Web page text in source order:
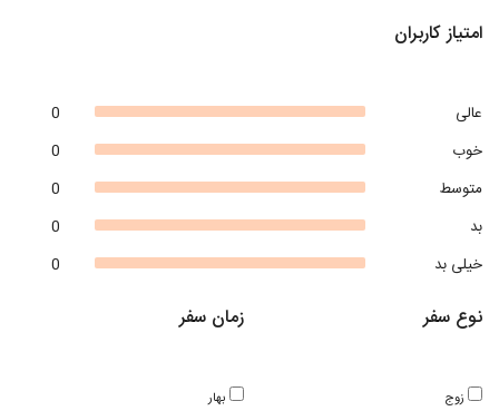
امتیاز کاربران
0
عالی
0
خوب
0
متوسط
0
بد
0
خیلی بد
زمان سفر
بهار
نوع سفر
زوج